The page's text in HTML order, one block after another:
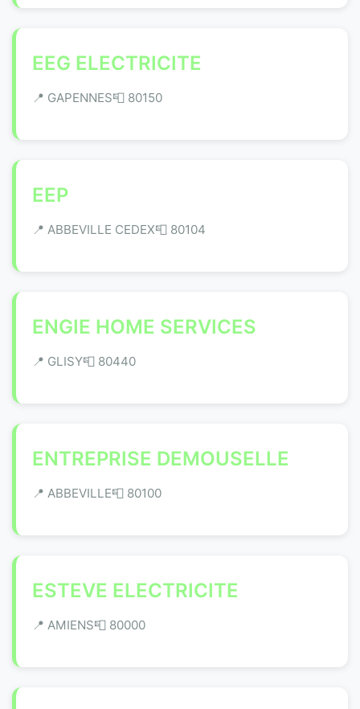
EEG ELECTRICITE
📍 GAPENNES📮 80150
EEP
📍 ABBEVILLE CEDEX📮 80104
ENGIE HOME SERVICES
📍 GLISY📮 80440
ENTREPRISE DEMOUSELLE
📍 ABBEVILLE📮 80100
ESTEVE ELECTRICITE
📍 AMIENS📮 80000